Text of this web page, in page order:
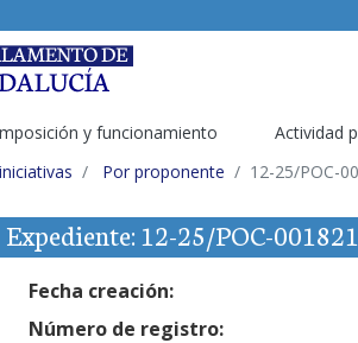
y funcionamiento Actividad
Por proponente 12-25/POC-
Expediente: 12-25/POC-001821
Fecha creación:
Número de registro: